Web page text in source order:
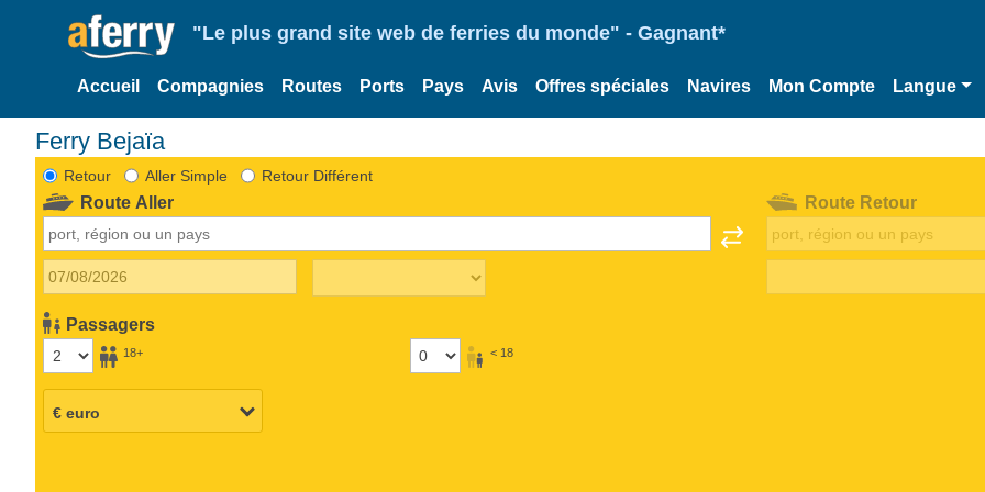
"Le plus grand site web de ferries du monde" - Gagnant*
Accueil Compagnies Routes Ports Pays Avis Offres spéciales Navires Mon Compte Langue
Ferry Bejaïa
Retour Aller Simple Retour Différent
Route Aller
Passagers
18+ < 18
Route Retour